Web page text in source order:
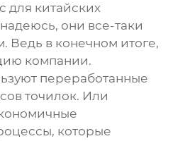
для китайских
они все-таки
Ведь в конечном итоге,
компании.
переработанные
точилок. Или
которые